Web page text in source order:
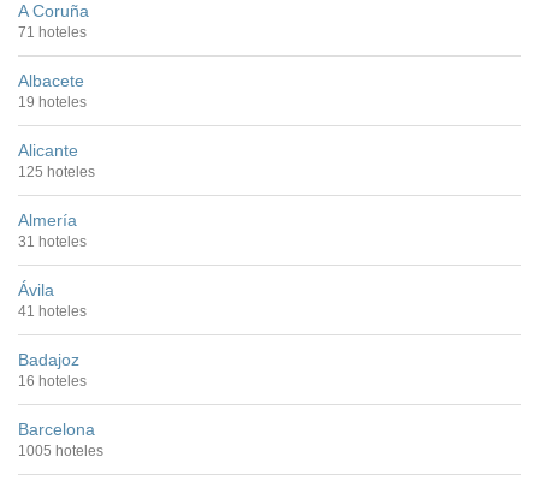
A Coruña
71 hoteles
Albacete
19 hoteles
Alicante
125 hoteles
Almería
31 hoteles
Ávila
41 hoteles
Badajoz
16 hoteles
Barcelona
1005 hoteles